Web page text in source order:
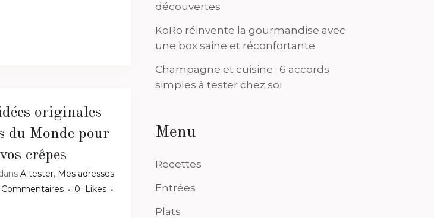
originales
du Monde pour
crêpes
A tester, Mes adresses
0
Likes
découvertes
KoRo réinvente la gourmandise avec
une box saine et réconfortante
Champagne et cuisine : 6 accords
simples à tester chez soi
Menu
Recettes
Entrées
Plats